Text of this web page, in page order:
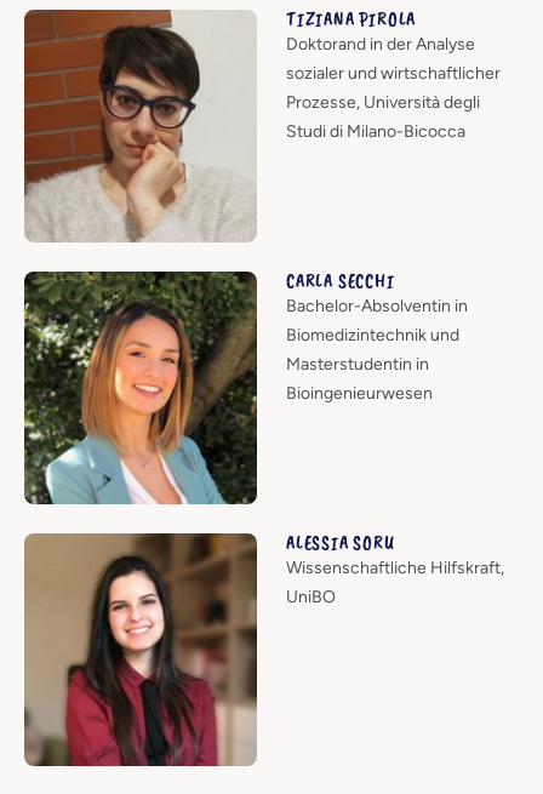
TIZIANA PIROLA
Doktorand in der Analyse
sozialer und wirtschaftlicher
Prozesse, Università degli
Studi di Milano-Bicocca
CARLA SECCHI
Bachelor-Absolventin in
Biomedizintechnik und
Masterstudentin in
Bioingenieurwesen
ALESSIA SORU
Wissenschaftliche Hilfskraft,
UniBO